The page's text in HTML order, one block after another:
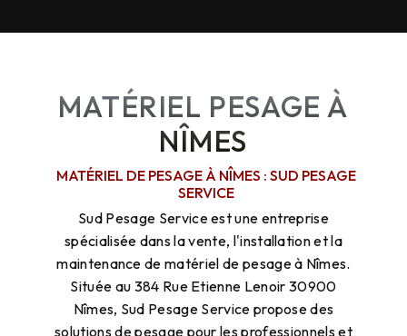
MATÉRIEL PESAGE À
NÎMES
MATÉRIEL DE PESAGE À NÎMES : SUD PESAGE
SERVICE
Sud Pesage Service est une entreprise
spécialisée dans la vente, l'installation et la
maintenance de matériel de pesage à Nîmes.
Située au 384 Rue Etienne Lenoir 30900
Nîmes, Sud Pesage Service propose des
solutions de pesage pour les professionnels et